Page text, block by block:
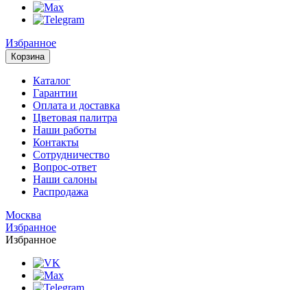
Избранное
Корзина
Каталог
Гарантии
Оплата и доставка
Цветовая палитра
Наши работы
Контакты
Сотрудничество
Вопрос-ответ
Наши салоны
Распродажа
Москва
Избранное
Избранное